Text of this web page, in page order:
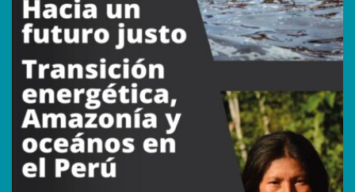
Descargar
Ver detalles